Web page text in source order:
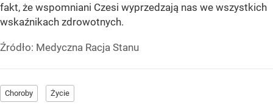
fakt, że wspomniani Czesi wyprzedzają nas we wszystkich
wskaźnikach zdrowotnych.
Źródło: Medyczna Racja Stanu
Choroby Życie